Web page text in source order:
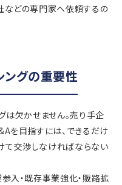
などの専門家へ依頼するの
ングの重要性
は欠かせません。売り手企
を目指すには、できるだけ
て交渉しなければならない
入・既存事業強化・販路拡